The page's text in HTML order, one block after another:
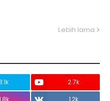
Lebih lama
2.7k
1.2k